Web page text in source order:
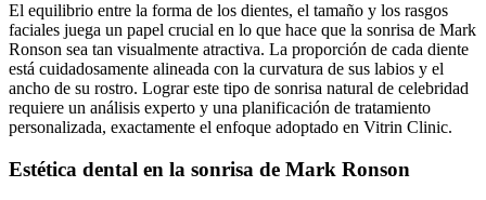
El equilibrio entre la forma de los dientes, el tamaño y los rasgos
faciales juega un papel crucial en lo que hace que la sonrisa de Mark
Ronson sea tan visualmente atractiva. La proporción de cada diente
está cuidadosamente alineada con la curvatura de sus labios y el
ancho de su rostro. Lograr este tipo de sonrisa natural de celebridad
requiere un análisis experto y una planificación de tratamiento
personalizada, exactamente el enfoque adoptado en Vitrin Clinic.
Estética dental en la sonrisa de Mark Ronson